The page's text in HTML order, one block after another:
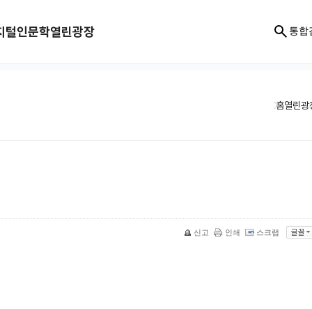
털인문학열린광장 통합
홈열린광
신고 인쇄 스크랩